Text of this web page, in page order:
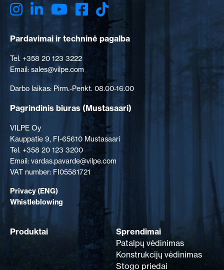
Pardavimai ir techninė pagalba
Tel. +358 20 123 3222
Email: sales@vilpe.com
Darbo laikas: Pirm.-Penkt. 08.00-16.00
Pagrindinis biuras(Mustasaari)
VILPE Oy
Kauppatie 9, FI-65610 Mustasaari
Tel. +358 20 123 3200
Email: vardas.pavarde@vilpe.com
VAT number: FI05581721
Privacy (ENG)
Whistleblowing
Produktai
Sprendimai
Patalpų vėdinimas
Konstrukcijų vėdinimas
Stogo priedai